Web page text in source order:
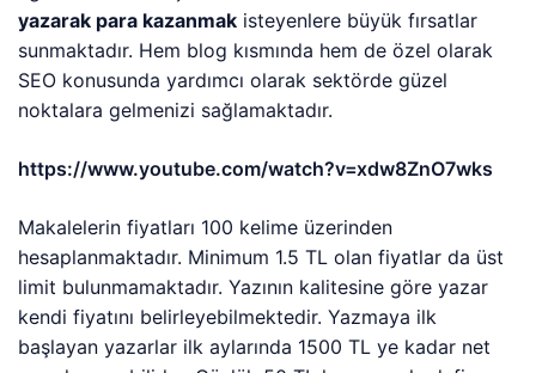
yazarak para kazanmak isteyenlere büyük fırsatlar
sunmaktadır. Hem blog kısmında hem de özel olarak
SEO konusunda yardımcı olarak sektörde güzel
noktalara gelmenizi sağlamaktadır.
https://www.youtube.com/watch?v=xdw8ZnO7wks
Makalelerin fiyatları 100 kelime üzerinden
hesaplanmaktadır. Minimum 1.5 TL olan fiyatlar da üst
limit bulunmamaktadır. Yazının kalitesine göre yazar
kendi fiyatını belirleyebilmektedir. Yazmaya ilk
başlayan yazarlar ilk aylarında 1500 TL ye kadar net